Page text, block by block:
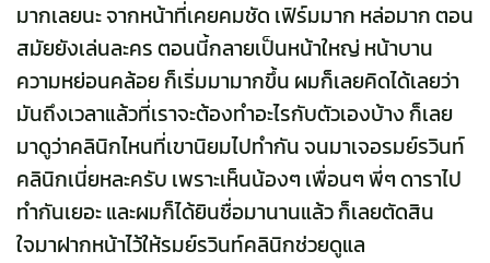
มากเลยนะ จากหน้าที่เคยคมชัด เฟิร์มมาก หล่อมาก ตอน
สมัยยังเล่นละคร ตอนนี้กลายเป็นหน้าใหญ่ หน้าบาน
ความหย่อนคล้อย ก็เริ่มมามากขึ้น ผมก็เลยคิดได้เลยว่า
มันถึงเวลาแล้วที่เราจะต้องทำอะไรกับตัวเองบ้าง ก็เลย
มาดูว่าคลินิกไหนที่เขานิยมไปทำกัน จนมาเจอรมย์รวินท์
คลินิกเนี่ยหละครับ เพราะเห็นน้องๆ เพื่อนๆ พี่ๆ ดาราไป
ทำกันเยอะ และผมก็ได้ยินชื่อมานานแล้ว ก็เลยตัดสิน
ใจมาฝากหน้าไว้ให้รมย์รวินท์คลินิกช่วยดูแล